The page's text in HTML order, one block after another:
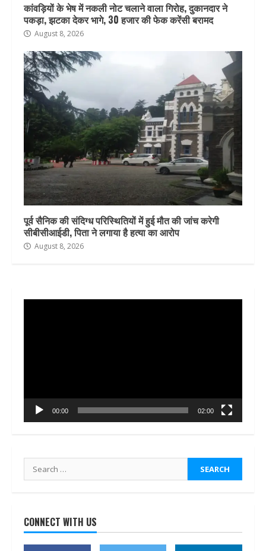
कांवड़ियों के भेष में नकली नोट चलाने वाला गिरोह, दुकानदार ने
पकड़ा, झटका देकर भागे, 30 हजार की फेक करेंसी बरामद
August 8, 2026
पूर्व सैनिक की संदिग्ध परिस्थितियों में हुई मौत की जांच करेगी
सीबीसीआईडी, पिता ने लगाया है हत्या का आरोप
August 8, 2026
00:00 02:00
Search
for:
CONNECT WITH US